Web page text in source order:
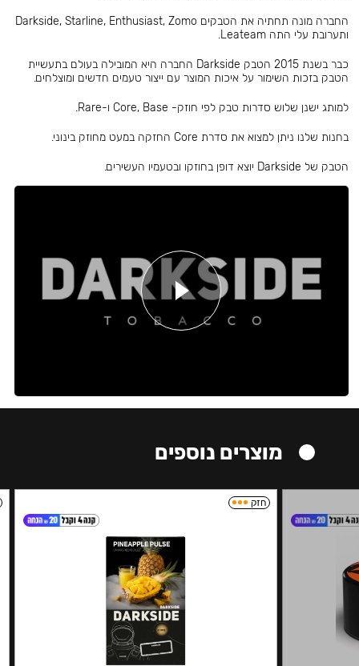
החברה מונה תחתיה את הטבקים Darkside, Starline, Enthusiast, Zomo
ותערובת עלי התה Leateam.
כבר בשנת 2015 הטבק Darkside החברה היא המובילה בעולם בתעשיית
הטבק בזכות השימור על איכות המוצר עם ייצור טעמים חדשים ומוצלחים.
למותג ישנן שלוש סדרות טבק לפי חוזק- Core, Base ו-Rare.
בחנות שלנו ניתן למצוא את סדרת Core החזקה במעט מחוזק בינוני.
הטבק של Darkside יוצא דופן בחוזקו ובטעמיו העשירים.
מוצרים נוספים
חזק